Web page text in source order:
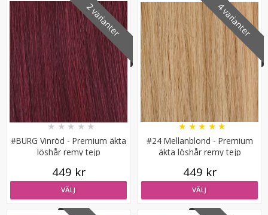
99 kr
LÄGG I VARUKORG
Rundad tång för isättning av microringar - Svart
2 varianter
#BURG Vinröd - Premium äkta
löshår remy tejp
★★★★★
449 kr
VÄLJ
4 varianter
#24 Mellanblond - Premium
äkta löshår remy tejp
★ ★ ★ ★ ★
449 kr
VÄLJ